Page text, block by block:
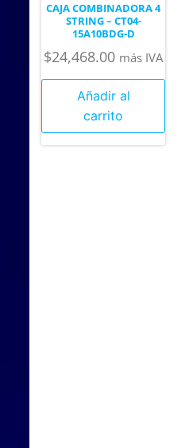
CAJA COMBINADORA 4
STRING – CT04-
15A10BDG-D
$24,468.00 más IVA
Añadir al
carrito